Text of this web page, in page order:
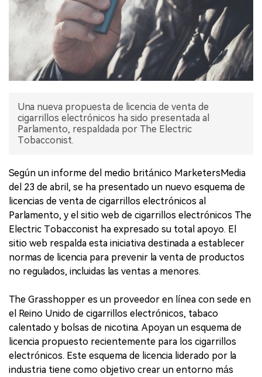
Una nueva propuesta de licencia de venta de
cigarrillos electrónicos ha sido presentada al
Parlamento, respaldada por The Electric
Tobacconist.
Según un informe del medio británico MarketersMedia
del 23 de abril, se ha presentado un nuevo esquema de
licencias de venta de cigarrillos electrónicos al
Parlamento, y el sitio web de cigarrillos electrónicos The
Electric Tobacconist ha expresado su total apoyo. El
sitio web respalda esta iniciativa destinada a establecer
normas de licencia para prevenir la venta de productos
no regulados, incluidas las ventas a menores.
The Grasshopper es un proveedor en línea con sede en
el Reino Unido de cigarrillos electrónicos, tabaco
calentado y bolsas de nicotina. Apoyan un esquema de
licencia propuesto recientemente para los cigarrillos
electrónicos. Este esquema de licencia liderado por la
industria tiene como objetivo crear un entorno más